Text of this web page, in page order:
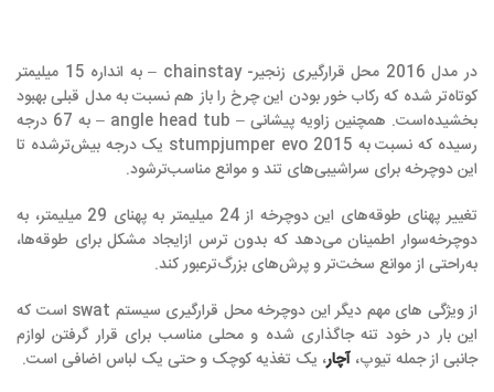
در مدل 2016 محل قرارگیری زنجیر- chainstay – به انداره 15 میلیمتر
کوتاه‌تر شده که رکاب خور بودن این چرخ را باز هم نسبت به مدل قبلی بهبود
بخشیده‌است. همچنین زاویه پیشانی – angle head tub – به 67 درجه
رسیده که نسبت به stumpjumper evo 2015 یک درجه بیش‌ترشده تا
این دوچرخه برای سراشیبی‌های تند و موانع مناسب‌ترشود.
تغییر پهنای طوقه‌های این دوچرخه از 24 میلیمتر به پهنای 29 میلیمتر، به
دوچرخه‌سوار اطمینان می‌دهد که بدون ترس ازایجاد مشکل برای طوقه‌ها،
به‌راحتی از موانع سخت‌تر و پرش‌های بزرگ‌ترعبور کند.
از ویژگی های مهم دیگر این دوچرخه محل قرارگیری سیستم swat است که
این بار در خود تنه جاگذاری شده و محلی مناسب برای قرار گرفتن لوازم
جانبی از جمله تیوپ، آچار، یک تغذیه کوچک و حتی یک لباس اضافی است.